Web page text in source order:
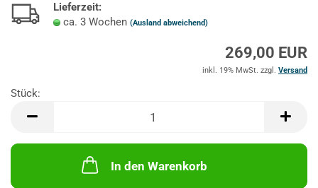
Lieferzeit:
ca. 3 Wochen (Ausland abweichend)
269,00 EUR
inkl. 19% MwSt. zzgl. Versand
Stück:
In den Warenkorb